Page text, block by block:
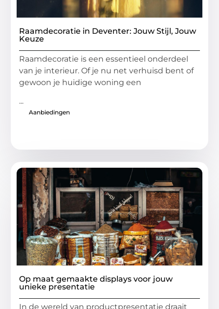
Raamdecoratie in Deventer: Jouw Stijl, Jouw
Keuze
Raamdecoratie is een essentieel onderdeel
van je interieur. Of je nu net verhuisd bent of
gewoon je huidige woning een
...
Aanbiedingen
Op maat gemaakte displays voor jouw
unieke presentatie
In de wereld van productpresentatie draait